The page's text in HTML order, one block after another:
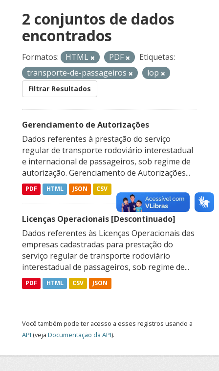
2 conjuntos de dados
encontrados
Formatos: HTML PDF
Etiquetas:
transporte-de-passageiros
lop
Filtrar Resultados
Gerenciamento de Autorizações
Dados referentes à prestação do serviço
regular de transporte rodoviário interestadual
e internacional de passageiros, sob regime de
autorização. Gerenciamento de Autorizações...
PDF HTML JSON CSV
Licenças Operacionais [Descontinuado]
Dados referentes às Licenças Operacionais das
empresas cadastradas para prestação do
serviço regular de transporte rodoviário
interestadual de passageiros, sob regime de...
PDF HTML CSV JSON
Você também pode ter acesso a esses registros usando a
API (veja Documentação da API).